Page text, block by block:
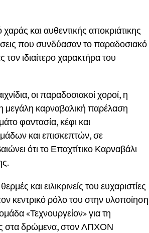
και αυθεντικής αποκριάτικης
που συνδύασαν το παραδοσιακό
τον ιδιαίτερο χαρακτήρα του
οι παραδοσιακοί χοροί, η
καρναβαλική παρέλαση
φαντασία, κέφι και
και επισκεπτών, σε
ότι το Επαχτίτικο Καρναβάλι
και ειλικρινείς του ευχαριστίες
κεντρικό ρόλο του στην υλοποίηση
«Τεχνουργείον» για τη
στα δρώμενα, στον ΛΠΧΟΝ